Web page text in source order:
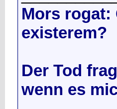
Mors rogat:
existerem?
Der Tod
wenn es